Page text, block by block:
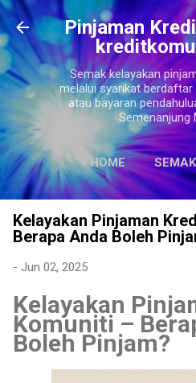
Langkau ke
Pinjaman
Semak kelayakan
melalui syarikat berdaftar
atau bayaran
Semenanjung
HOME
LAGI…
Kelayakan Pinjaman
Berapa Anda Boleh
- Jun 02, 2025
Kelayakan
Komuniti –
Boleh Pinjam?